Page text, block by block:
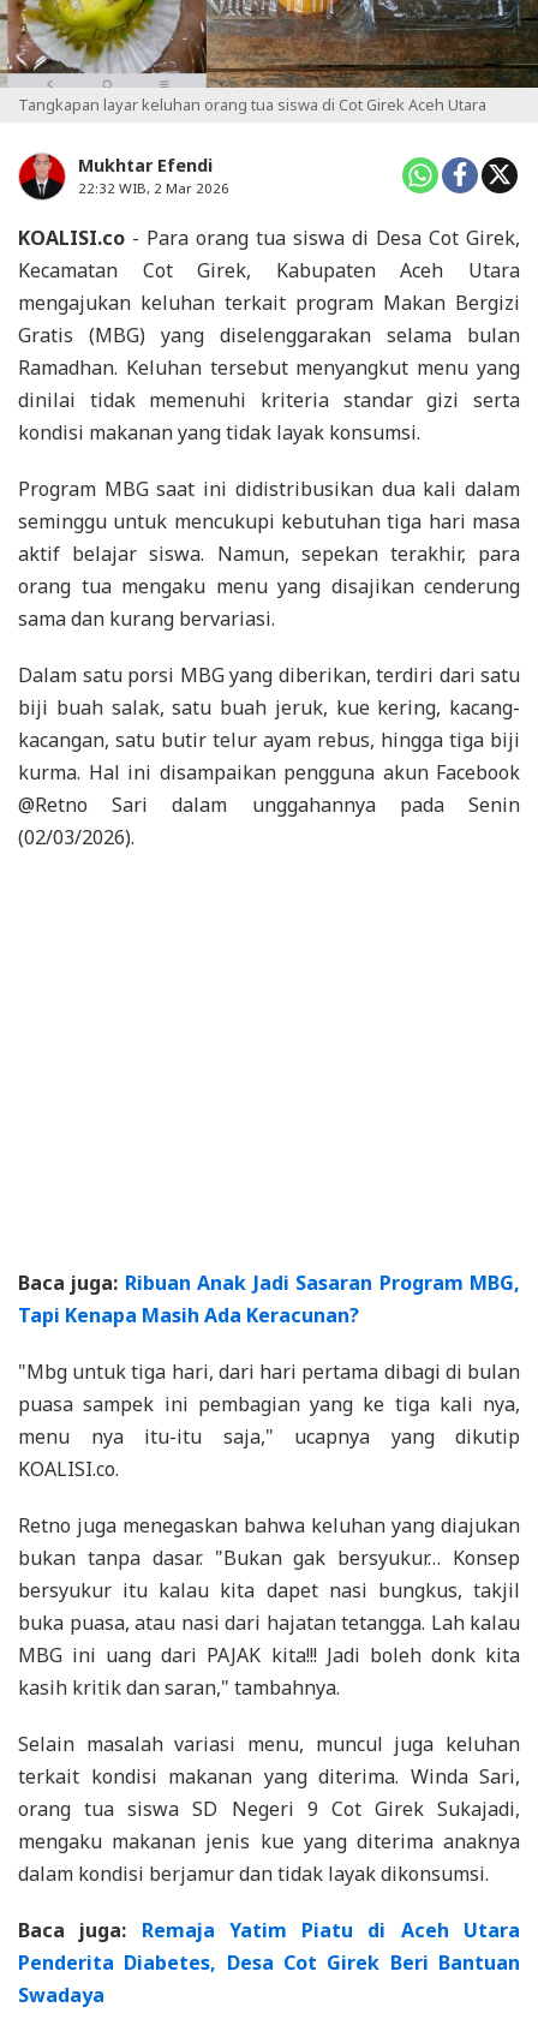
Tangkapan layar keluhan orang tua siswa di Cot Girek Aceh Utara
Mukhtar Efendi
22:32 WIB, 2 Mar 2026
KOALISI.co - Para orang tua siswa di Desa Cot Girek,
Kecamatan Cot Girek, Kabupaten Aceh Utara
mengajukan keluhan terkait program Makan Bergizi
Gratis (MBG) yang diselenggarakan selama bulan
Ramadhan. Keluhan tersebut menyangkut menu yang
dinilai tidak memenuhi kriteria standar gizi serta
kondisi makanan yang tidak layak konsumsi.
Program MBG saat ini didistribusikan dua kali dalam
seminggu untuk mencukupi kebutuhan tiga hari masa
aktif belajar siswa. Namun, sepekan terakhir, para
orang tua mengaku menu yang disajikan cenderung
sama dan kurang bervariasi.
Dalam satu porsi MBG yang diberikan, terdiri dari satu
biji buah salak, satu buah jeruk, kue kering, kacang-
kacangan, satu butir telur ayam rebus, hingga tiga biji
kurma. Hal ini disampaikan pengguna akun Facebook
@Retno Sari dalam unggahannya pada Senin
(02/03/2026).
Baca juga: Ribuan Anak Jadi Sasaran Program MBG,
Tapi Kenapa Masih Ada Keracunan?
"Mbg untuk tiga hari, dari hari pertama dibagi di bulan
puasa sampek ini pembagian yang ke tiga kali nya,
menu nya itu-itu saja," ucapnya yang dikutip
KOALISI.co.
Retno juga menegaskan bahwa keluhan yang diajukan
bukan tanpa dasar. "Bukan gak bersyukur… Konsep
bersyukur itu kalau kita dapet nasi bungkus, takjil
buka puasa, atau nasi dari hajatan tetangga. Lah kalau
MBG ini uang dari PAJAK kita!!! Jadi boleh donk kita
kasih kritik dan saran," tambahnya.
Selain masalah variasi menu, muncul juga keluhan
terkait kondisi makanan yang diterima. Winda Sari,
orang tua siswa SD Negeri 9 Cot Girek Sukajadi,
mengaku makanan jenis kue yang diterima anaknya
dalam kondisi berjamur dan tidak layak dikonsumsi.
Baca juga: Remaja Yatim Piatu di Aceh Utara
Penderita Diabetes, Desa Cot Girek Beri Bantuan
Swadaya